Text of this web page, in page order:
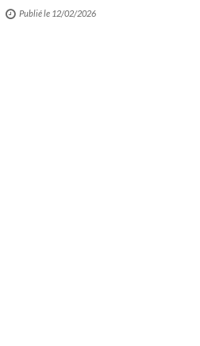
Publié le 12/02/2026